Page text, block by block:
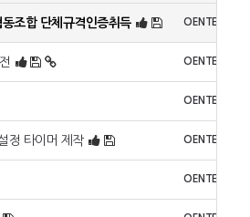
조합 단체규격인증취득 OENTER
OENTER
OENTER
정 타이머 제작 OENTER
OENTER